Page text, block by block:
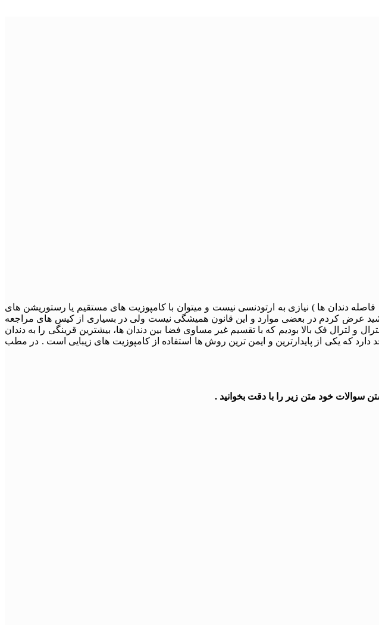
دندان ها ) نیازی به ارتودنسی نیست و میتوان با کامپوزیت های مستقیم یا رستوریشن های
عرض کردم در بعضی موارد و این قانون همیشگی نیست ولی در بسیاری از کیس های مراجعه
و لترال فک بالا بودیم که با تقسیم غیر مساوی فضا بین دندان ها، بیشترین قرینگی را به دندان
که یکی از پایدارترین و ایمن ترین روش ها استفاده از کامپوزیت های زیبایی است . در مطب
سوالات خود متن زیر را با دقت بخوانید .